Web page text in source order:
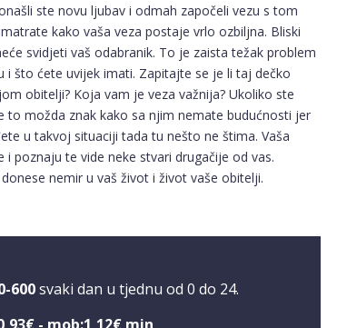
ste novu ljubav i odmah započeli vezu s tom
kako vaša veza postaje vrlo ozbiljna. Bliski
svidjeti vaš odabranik. To je zaista težak problem
što ćete uvijek imati. Zapitajte se je li taj dečko
obitelji? Koja vam je veza važnija? Ukoliko ste
to možda znak kako sa njim nemate budućnosti jer
u takvoj situaciji tada tu nešto ne štima. Vaša
poznaju te vide neke stvari drugačije od vas.
nemir u vaš život i život vaše obitelji.
600 svaki dan u tjednu od 0 do 24.
- mob:1,12€ min